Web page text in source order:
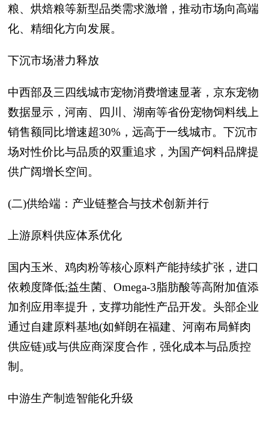
粮、烘焙粮等新型品类需求激增，推动市场向高端
化、精细化方向发展。
下沉市场潜力释放
中西部及三四线城市宠物消费增速显著，京东宠物
数据显示，河南、四川、湖南等省份宠物饲料线上
销售额同比增速超30%，远高于一线城市。下沉市
场对性价比与品质的双重追求，为国产饲料品牌提
供广阔增长空间。
(二)供给端：产业链整合与技术创新并行
上游原料供应体系优化
国内玉米、鸡肉粉等核心原料产能持续扩张，进口
依赖度降低;益生菌、Omega-3脂肪酸等高附加值添
加剂应用率提升，支撑功能性产品开发。头部企业
通过自建原料基地(如鲜朗在福建、河南布局鲜肉
供应链)或与供应商深度合作，强化成本与品质控
制。
中游生产制造智能化升级